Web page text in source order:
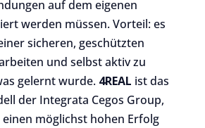
auf dem eigenen
werden müssen. Vorteil: es
sicheren, geschützten
und selbst aktiv zu
gelernt wurde. 4REAL ist das
der Integrata Cegos Group,
möglichst hohen Erfolg